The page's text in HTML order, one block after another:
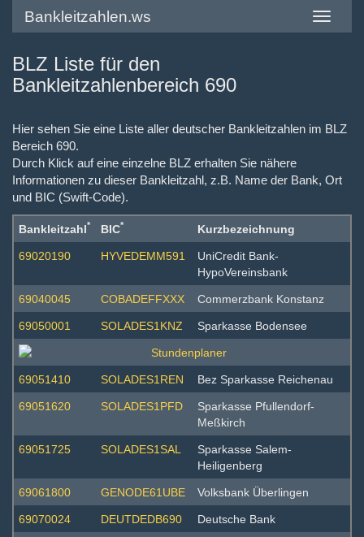
Toggle
Bankleitzahlen.ws
BLZ Liste für den
Bankleitzahlenbereich 690
Hier sehen Sie eine Liste aller deutscher Bankleitzahlen im BLZ
Bereich 690.
Durch Klick auf eine einzelne BLZ erhalten Sie nähere
Informationen zu dieser Bankleitzahl, z.B. Name der Bank, Ort
und BIC (Swift-Code).
Bankleitzahl* BIC* Kurzbezeichnung
69020190 HYVEDEMM591
UniCredit Bank-
HypoVereinsbank
69040045 COBADEFFXXX Commerzbank Konstanz
69050001 SOLADES1KNZ Sparkasse Bodensee
69051410 SOLADES1REN Bez Sparkasse Reichenau
69051620 SOLADES1PFD
Sparkasse Pfullendorf-
Meßkirch
69051725 SOLADES1SAL
Sparkasse Salem-
Heiligenberg
69061800 GENODE61UBE Volksbank Überlingen
69070024 DEUTDEDB690 Deutsche Bank